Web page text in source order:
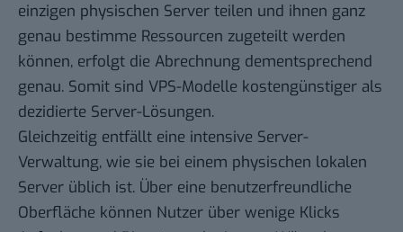
einzigen physischen Server teilen und ihnen ganz
genau bestimme Ressourcen zugeteilt werden
können, erfolgt die Abrechnung dementsprechend
genau. Somit sind VPS-Modelle kostengünstiger als
dezidierte Server-Lösungen.
Gleichzeitig entfällt eine intensive Server-
Verwaltung, wie sie bei einem physischen lokalen
Server üblich ist. Über eine benutzerfreundliche
Oberfläche können Nutzer über wenige Klicks